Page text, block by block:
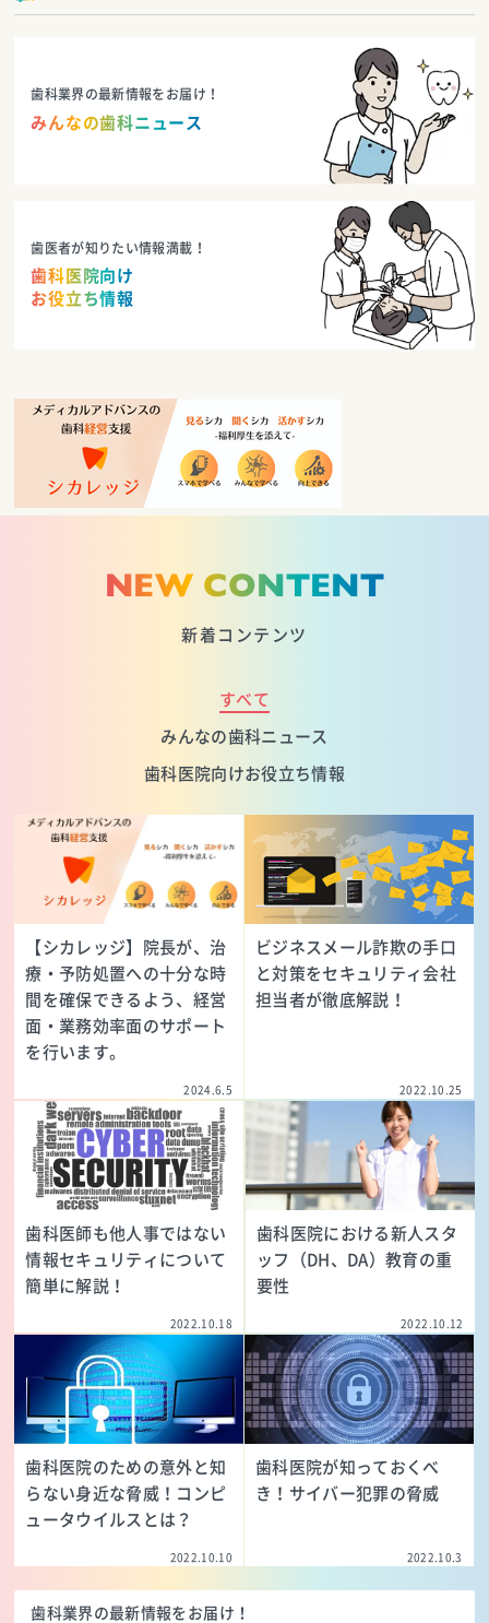
歯科業界の最新情報をお届け！
みんなの歯科ニュース
歯医者が知りたい情報満載！
歯科医院向け
お役立ち情報
NEW CONTENT
新着コンテンツ
すべて
みんなの歯科ニュース
歯科医院向けお役立ち情報
【シカレッジ】院長が、治
療・予防処置への十分な時
間を確保できるよう、経営
面・業務効率面のサポート
を行います。
2024.6.5
ビジネスメール詐欺の手口
と対策をセキュリティ会社
担当者が徹底解説！
2022.10.25
歯科医師も他人事ではない
情報セキュリティについて
簡単に解説！
2022.10.18
歯科医院における新人スタ
ッフ（DH、DA）教育の重
要性
2022.10.12
歯科医院のための意外と知
らない身近な脅威！コンピ
ュータウイルスとは？
2022.10.10
歯科医院が知っておくべ
き！サイバー犯罪の脅威
2022.10.3
歯科業界の最新情報をお届け！